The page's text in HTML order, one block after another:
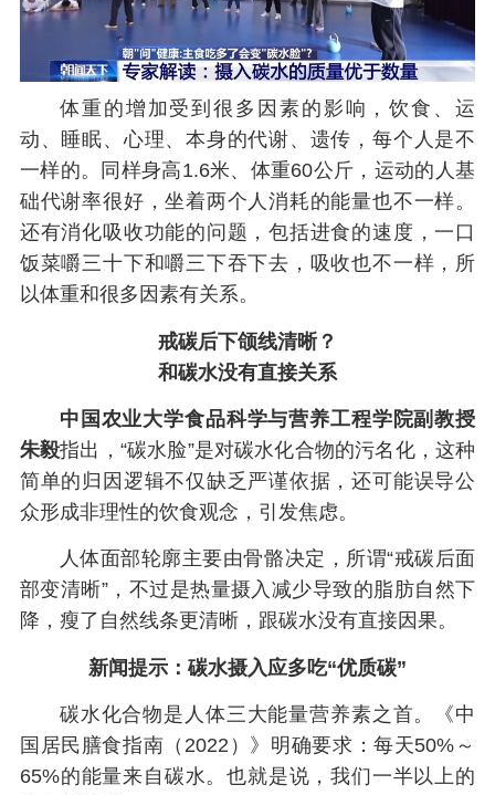
体重的增加受到很多因素的影响，饮食、运
动、睡眠、心理、本身的代谢、遗传，每个人是不
一样的。同样身高1.6米、体重60公斤，运动的人基
础代谢率很好，坐着两个人消耗的能量也不一样。
还有消化吸收功能的问题，包括进食的速度，一口
饭菜嚼三十下和嚼三下吞下去，吸收也不一样，所
以体重和很多因素有关系。
戒碳后下颌线清晰？
和碳水没有直接关系
中国农业大学食品科学与营养工程学院副教授
朱毅指出，“碳水脸”是对碳水化合物的污名化，这种
简单的归因逻辑不仅缺乏严谨依据，还可能误导公
众形成非理性的饮食观念，引发焦虑。
人体面部轮廓主要由骨骼决定，所谓“戒碳后面
部变清晰”，不过是热量摄入减少导致的脂肪自然下
降，瘦了自然线条更清晰，跟碳水没有直接因果。
新闻提示：碳水摄入应多吃“优质碳”
碳水化合物是人体三大能量营养素之首。《中
国居民膳食指南（2022）》明确要求：每天50%～
65%的能量来自碳水。也就是说，我们一半以上的